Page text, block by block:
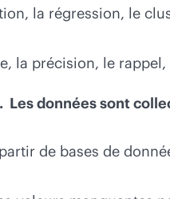
la régression, le
la précision, le
données sont
de bases de